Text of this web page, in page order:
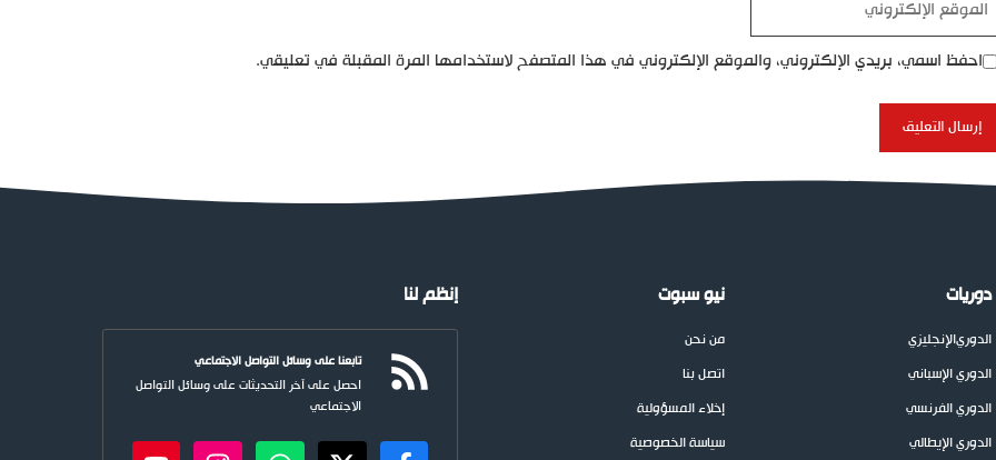
الإلكتروني
احفظ اسمي، بريدي الإلكتروني، والموقع الإلكتروني في هذا المتصفح لاستخدامها المرة المقبلة في تعليقي.
دوريات
الدوريالإنجليزي
الدوري الإسباني
الدوري الفرنسي
الدوري الإيطالي
نيو سبوت
من نحن
اتصل بنا
إخلاء المسؤولية
سياسة الخصوصية
إنظم لنا
تابعنا على وسائل التواصل الاجتماعي
احصل على آخر التحديثات على وسائل التواصل
الاجتماعي